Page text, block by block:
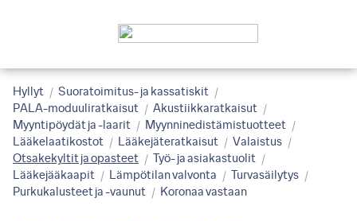
Hyllyt
Suoratoimitus- ja kassatiskit
PALA-moduuliratkaisut
Akustiikkaratkaisut
Myyntipöydät ja -laarit
Myynninedistämistuotteet
Lääkelaatikostot
Lääkejäteratkaisut
Valaistus
Otsakekyltit ja opasteet
Työ- ja asiakastuolit
Lääkejääkaapit
Lämpötilan valvonta
Turvasäilytys
Purkukalusteet ja -vaunut
Koronaa vastaan